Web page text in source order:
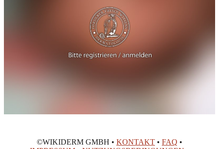
©WIKIDERM GMBH • KONTAKT • FAQ •